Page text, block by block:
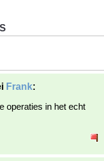
Frank:
operaties in het echt